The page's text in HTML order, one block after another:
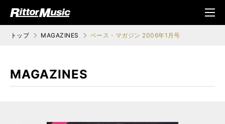
ジック (Rittor Musi
メニ
ュ
トップ MAGAZINES ベース・マガジン 2006年1月号
MAGAZINES